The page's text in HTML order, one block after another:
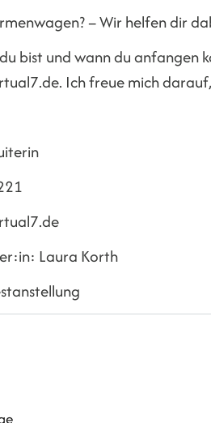
– Wir helfen dir
bist und wann du anfangen
Ich freue mich
Laura Korth